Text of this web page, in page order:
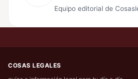
Equipo editorial de
COSAS LEGALES